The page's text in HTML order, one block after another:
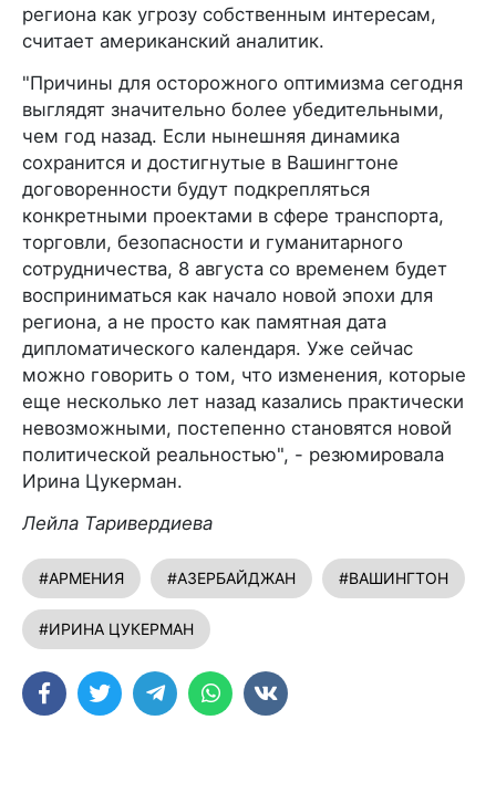
региона как угрозу собственным интересам,
считает американский аналитик.
"Причины для осторожного оптимизма сегодня
выглядят значительно более убедительными,
чем год назад. Если нынешняя динамика
сохранится и достигнутые в Вашингтоне
договоренности будут подкрепляться
конкретными проектами в сфере транспорта,
торговли, безопасности и гуманитарного
сотрудничества, 8 августа со временем будет
восприниматься как начало новой эпохи для
региона, а не просто как памятная дата
дипломатического календаря. Уже сейчас
можно говорить о том, что изменения, которые
еще несколько лет назад казались практически
невозможными, постепенно становятся новой
политической реальностью", - резюмировала
Ирина Цукерман.
Лейла Таривердиева
#АРМЕНИЯ #АЗЕРБАЙДЖАН #ВАШИНГТОН
#ИРИНА ЦУКЕРМАН